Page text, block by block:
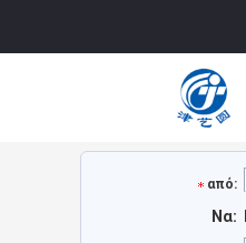
από:
Να: